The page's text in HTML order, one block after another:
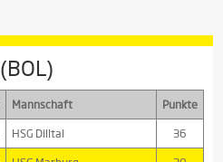
Mannschaft
Punkte
HSG Dilltal
36